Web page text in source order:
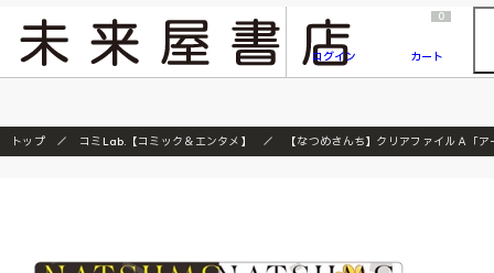
『ONE PIECE magazine 021 ONE PIECEカード付き同梱版』発売延期のご案内
ログイン
0
カート
トップ コミLab.【コミック＆エンタメ】 【なつめさんち】クリアファイルＡ「